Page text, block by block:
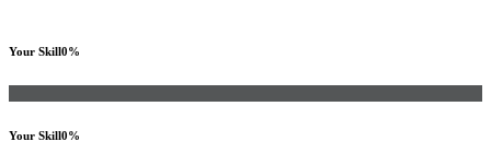
Your Skill0%
Your Skill0%